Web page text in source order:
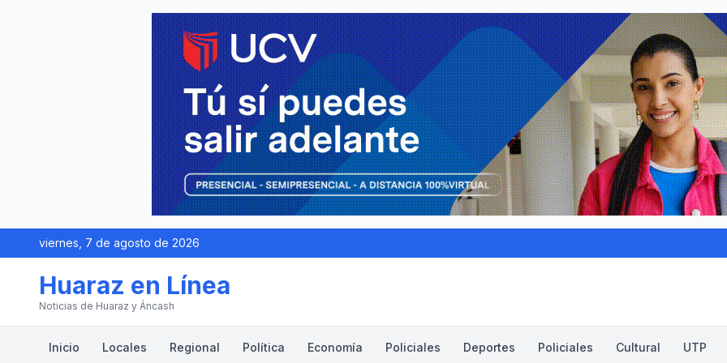
viernes, 7 de agosto de 2026
Huaraz en Línea
Noticias de Huaraz y Áncash
Inicio Locales Regional Política Economía Policiales Deportes Policiales Cultural UTP